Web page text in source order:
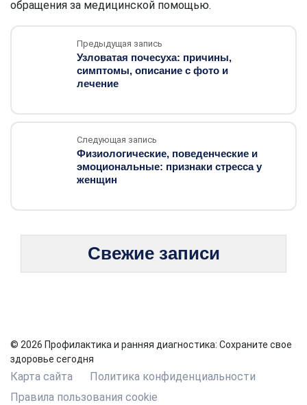
обращения за медицинской помощью.
Предыдущая запись
Узловатая почесуха: причины,
симптомы, описание с фото и
лечение
Следующая запись
Физиологические, поведенческие и
эмоциональные: признаки стресса у
женщин
Свежие записи
© 2026 Профилактика и ранняя диагностика: Сохраните свое
здоровье сегодня
Карта сайта
Политика конфиденциальности
Правила пользования cookie